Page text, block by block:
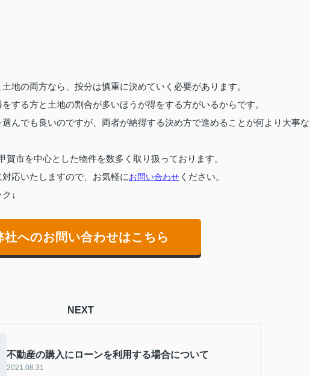
地の両方なら、按分は慎重に決めていく必要があります。
する方と土地の割合が多いほうが得をする方がいるからです。
んでも良いのですが、両者が納得する決め方で進めることが何より大事な
賀市を中心とした物件を数多く取り扱っております。
応いたしますので、お気軽にお問い合わせ ください。
↓
社へのお問い合わせはこちら
NEXT
不動産の購入にローンを利用する場合について
2021.08.31